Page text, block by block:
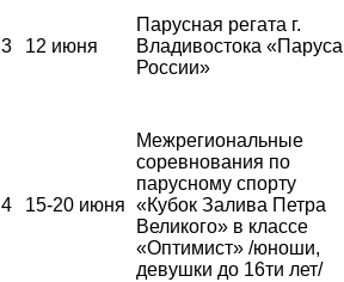
3 12 июня
Парусная регата г.
Владивостока «Паруса
России»
4 15-20 июня
Межрегиональные
соревнования по
парусному спорту
«Кубок Залива Петра
Великого» в классе
«Оптимист» /юноши,
девушки до 16ти лет/